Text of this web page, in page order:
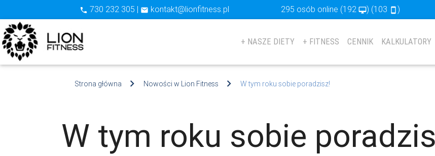
phone 730 232 305 | email kontakt@lionfitness.pl 295 osób online (192desktop_mac) (103 stay_primary_portrait )
+ NASZE DIETY + FITNESS CENNIK KALKULATORY
Strona główna Nowości w Lion Fitness W tym roku sobie poradzisz!
W tym roku sobie